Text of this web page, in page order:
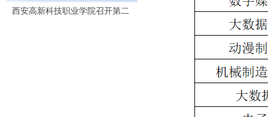
西安高新科技职业学院召开第二